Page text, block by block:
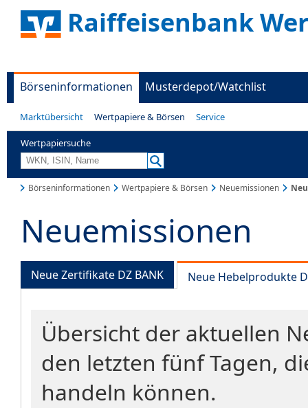
Raiffeisenbank
Börseninformationen Musterdepot/Watchlist
Marktübersicht Wertpapiere & Börsen Service
Wertpapiersuche
Börseninformationen Wertpapiere & Börsen Neuemissionen
Neuemissionen
Neue Zertifikate DZ BANK Neue Hebelprodukte
Übersicht der aktuellen
den letzten fünf Tagen,
handeln können.